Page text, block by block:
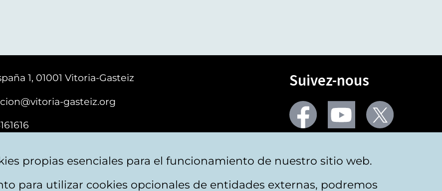
1, 01001 Vitoria-Gasteiz
gasteiz.org
Suivez-nous
Facebook Youtube
propias esenciales para el funcionamiento de nuestro sitio web.
para utilizar cookies opcionales de entidades externas, podremos